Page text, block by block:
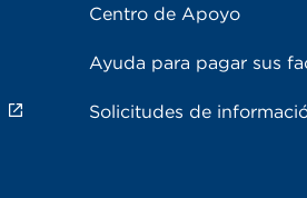
Centro de Apoyo
Ayuda para pagar sus
Solicitudes de